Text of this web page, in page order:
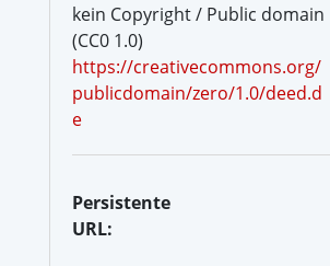
kein Copyright / Public domain
(CC0 1.0)
https://creativecommons.org/
publicdomain/zero/1.0/deed.d
e
Persistente
URL: